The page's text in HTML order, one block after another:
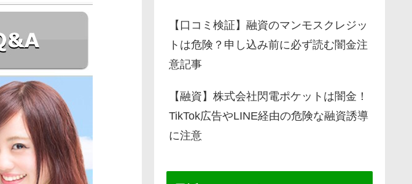
【口コミ検証】融資のマンモスクレジッ
トは危険？申し込み前に必ず読む闇金注
意記事
【融資】株式会社閃電ポケットは闇金！
TikTok広告やLINE経由の危険な融資誘導
に注意